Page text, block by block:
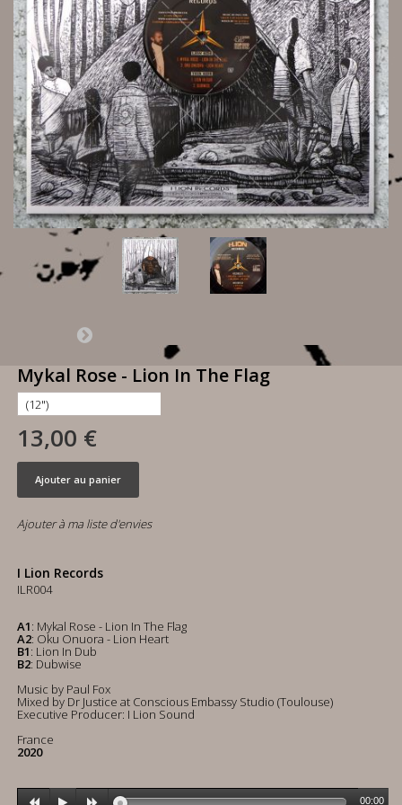
Mykal Rose - Lion In The Flag
13,00 €
Ajouter au panier
Ajouter à ma liste d'envies
I Lion Records
ILR004
A1: Mykal Rose - Lion In The Flag
A2: Oku Onuora - Lion Heart
B1: Lion In Dub
B2: Dubwise
Music by Paul Fox
Mixed by Dr Justice at Conscious Embassy Studio (Toulouse)
Executive Producer: I Lion Sound
France
2020
00:00